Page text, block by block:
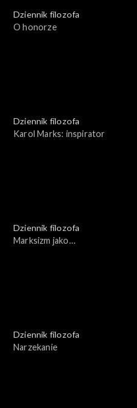
Dziennik filozofa
O honorze
Dziennik filozofa
Karol Marks: inspirator
Dziennik filozofa
Marksizm jako
Dziennik filozofa
Narzekanie